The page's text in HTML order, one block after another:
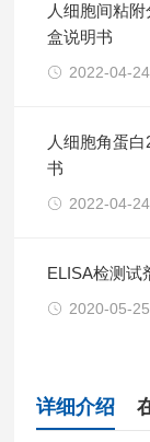
人细胞间粘
盒说明书
2022-04-24
人细胞角蛋
书
2022-04-24
ELISA检测试
2020-05-25
详细介绍